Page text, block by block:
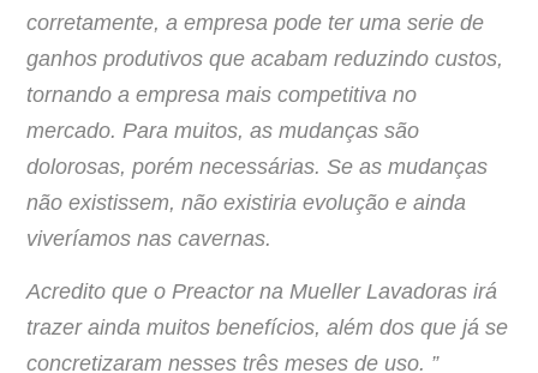
corretamente, a empresa pode ter uma serie de
ganhos produtivos que acabam reduzindo custos,
tornando a empresa mais competitiva no
mercado. Para muitos, as mudanças são
dolorosas, porém necessárias. Se as mudanças
não existissem, não existiria evolução e ainda
viveríamos nas cavernas.
Acredito que o Preactor na Mueller Lavadoras irá
trazer ainda muitos benefícios, além dos que já se
concretizaram nesses três meses de uso. ”